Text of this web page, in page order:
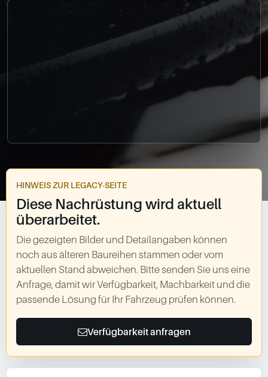
HINWEIS ZUR LEGACY-SEITE
Diese Nachrüstung wird aktuell
überarbeitet.
Die gezeigten Bilder und Detailangaben können
noch aus älteren Baureihen stammen oder vom
aktuellen Stand abweichen. Bitte senden Sie uns eine
Anfrage, damit wir Verfügbarkeit, Machbarkeit und die
passende Lösung für Ihr Fahrzeug prüfen können.
Verfügbarkeit anfragen